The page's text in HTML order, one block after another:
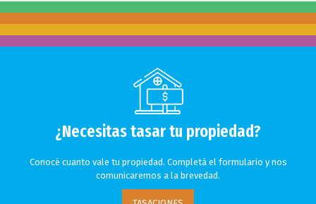
¿Necesitas tasar tu propiedad?
Conocé cuanto vale tu propiedad. Completá el formulario y nos
comunicaremos a la brevedad.